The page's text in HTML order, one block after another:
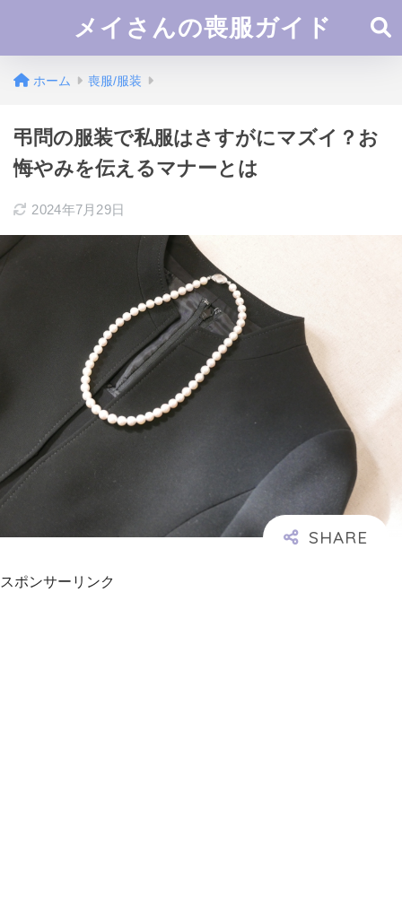
メイさんの喪服ガイド
ホーム 喪服/服装
弔問の服装で私服はさすがにマズイ？お
悔やみを伝えるマナーとは
2024年7月29日
スポンサーリンク